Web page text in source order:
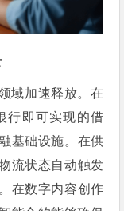
域加速释放。在
行即可实现的借
基础设施。在供
流状态自动触发
在数字内容创作